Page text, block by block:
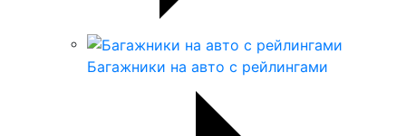
Багажники на авто с рейлингами